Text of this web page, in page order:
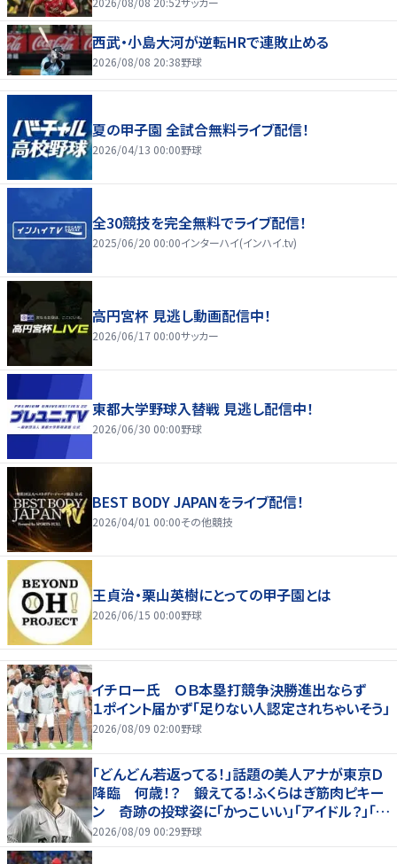
西武・小島大河が逆転HRで連敗止める
2026/08/08 20:38野球
夏の甲子園 全試合無料ライブ配信！
2026/04/13 00:00野球
全30競技を完全無料でライブ配信！
2025/06/20 00:00インターハイ(インハイ.tv)
高円宮杯 見逃し動画配信中！
2026/06/17 00:00サッカー
東都大学野球入替戦 見逃し配信中！
2026/06/30 00:00野球
BEST BODY JAPANをライブ配信！
2026/04/01 00:00その他競技
王貞治・栗山英樹にとっての甲子園とは
2026/06/15 00:00野球
イチロー氏 ＯＢ本塁打競争決勝進出ならず
１ポイント届かず「足りない人認定されちゃいそう」
2026/08/09 02:00野球
「どんどん若返ってる！」話題の美人アナが東京Ｄ
降臨 何歳！？ 鍛えてる！ふくらはぎ筋肉ピキー
ン 奇跡の投球姿に「かっこいい」「アイドル？」「女
神」
2026/08/09 00:29野球